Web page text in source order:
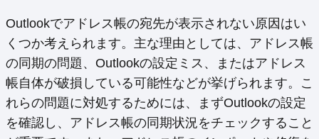
Outlookでアドレス帳の宛先が表示されない原因はい
くつか考えられます。主な理由としては、アドレス帳
の同期の問題、Outlookの設定ミス、またはアドレス
帳自体が破損している可能性などが挙げられます。こ
れらの問題に対処するためには、まずOutlookの設定
を確認し、アドレス帳の同期状況をチェックすること